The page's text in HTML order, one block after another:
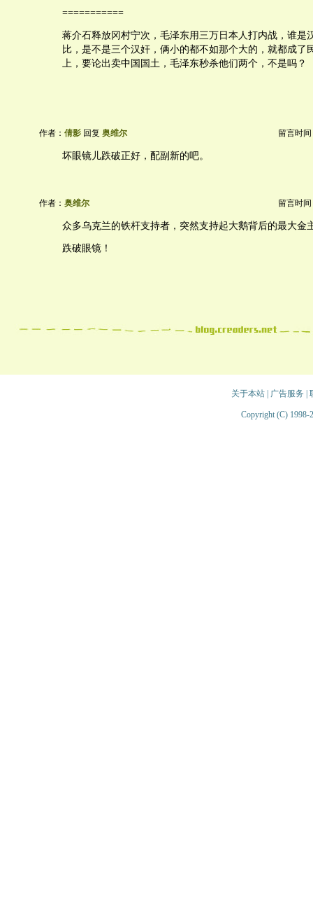
===========
蒋介石释放冈村宁次，毛泽东用三万日本人打内战，谁是
比，是不是三个汉奸，俩小的都不如那个大的，就都成了
上，要论出卖中国国土，毛泽东秒杀他们两个，不是吗？
作者： 倩影 回复 奥维尔 留言时间
坏眼镜儿跌破正好，配副新的吧。
作者： 奥维尔 留言时间
众多乌克兰的铁杆支持者，突然支持起大鹅背后的最大金
跌破眼镜！
关于本站| 广告服务
Copyright (C) 1998-